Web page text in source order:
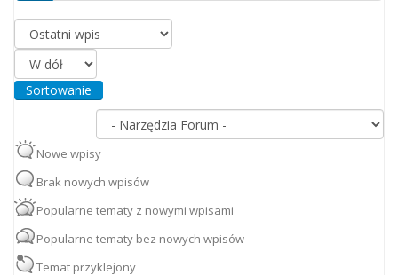
Porządkuj według
Sortowanie
Nowe wpisy
Brak nowych wpisów
Popularne tematy z nowymi wpisami
Popularne tematy bez nowych wpisów
Temat przyklejony